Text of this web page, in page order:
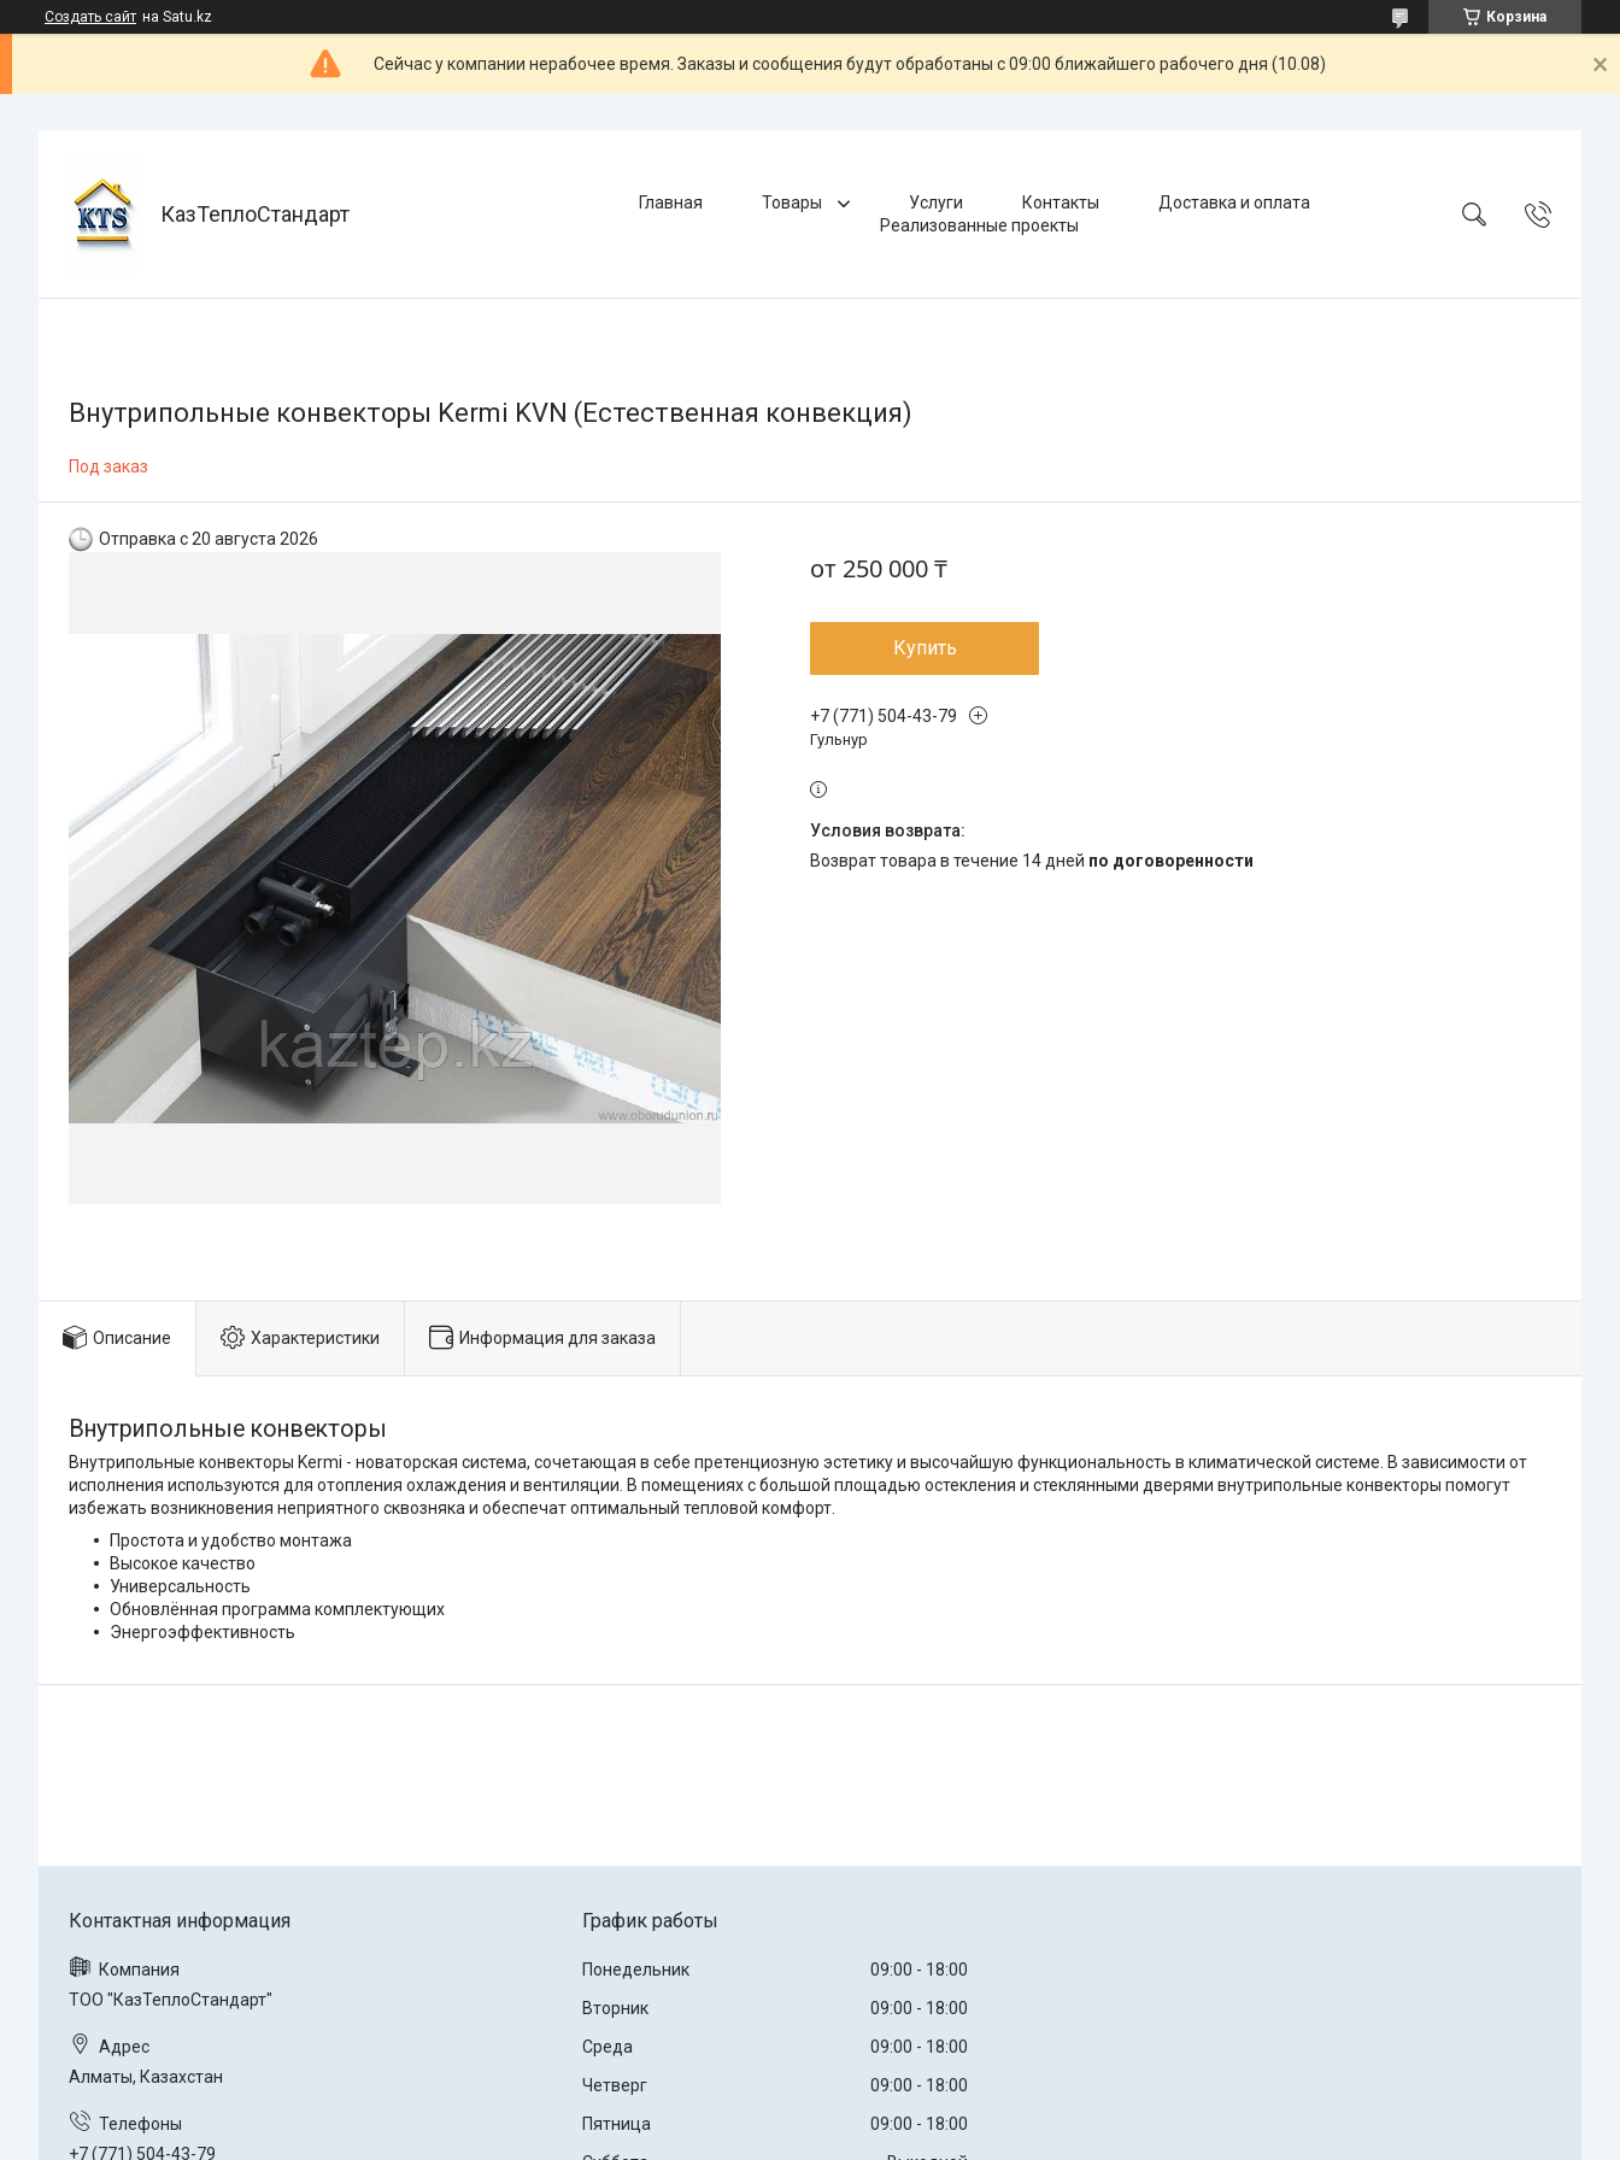
Создать сайт на Satu.kz Корзина
Сейчас у компании нерабочее время. Заказы и сообщения будут обработаны с 09:00 ближайшего рабочего дня (10.08)
КазТеплоСтандарт Главная Товары Услуги Контакты
Доставка и оплата
Реализованные проекты
Внутрипольные конвекторы Kermi KVN (Естественная конвекция)
Под заказ
Отправка с 20 августа 2026
от 250 000 ₸
Купить
+7 (771) 504-43-79
Гульнур
возврат товара в течение 14 дней по договоренности
Описание Характеристики Информация для заказа
Внутрипольные конвекторы
Внутрипольные конвекторы Kermi - новаторская система, сочетающая в себе претенциозную эстетику и высочайшую функциональность в климатической системе. В зависимости от
исполнения используются для отопления охлаждения и вентиляции. В помещениях с большой площадью остекления и стеклянными дверями внутрипольные конвекторы помогут
избежать возникновения неприятного сквозняка и обеспечат оптимальный тепловой комфорт.
Простота и удобство монтажа
Высокое качество
Универсальность
Обновлённая программа комплектующих
Энергоэффективность
ТОО "КазТеплоСтандарт"
Алматы, Казахстан
+7 (771) 504-43-79
График работы
Понедельник 09:00
18:00
Вторник
09:00
18:00
Среда
09:00
18:00
Четверг
09:00
18:00
Пятница
09:00
18:00